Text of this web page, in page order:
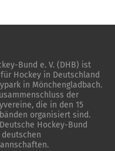
Bund e. V. (DHB) ist
Hockey in Deutschland
in Mönchengladbach.
der
die in den 15
organisiert sind.
Hockey-Bund